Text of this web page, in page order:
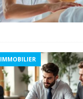
IMMOBILIER